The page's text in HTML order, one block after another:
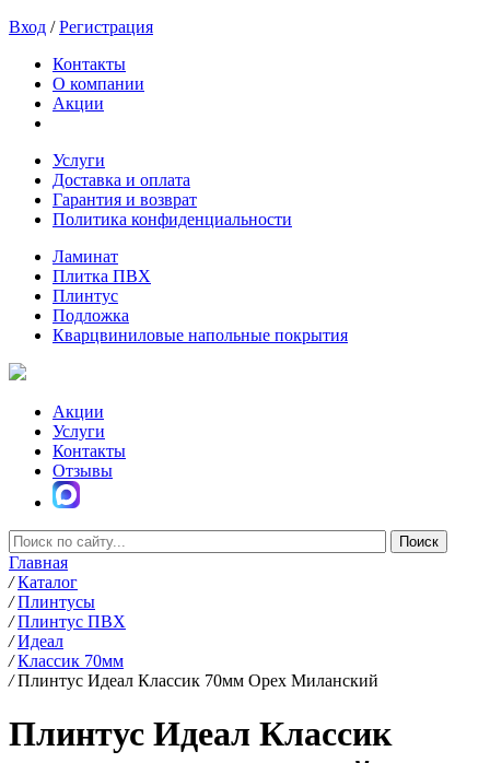
Вход /Регистрация
Контакты
О компании
Акции
Услуги
Доставка и оплата
Гарантия и возврат
Политика конфиденциальности
Ламинат
Плитка ПВХ
Плинтус
Подложка
Кварцвиниловые напольные покрытия
Акции
Услуги
Контакты
Отзывы
Главная
/ Каталог
/ Плинтусы
/ Плинтус ПВХ
/ Идеал
/ Классик 70мм
/ Плинтус Идеал Классик 70мм Орех Миланский
Плинтус Идеал Классик